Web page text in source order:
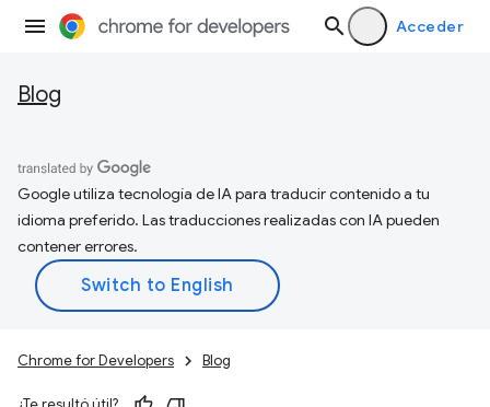
Acceder
Blog
Google utiliza tecnología de IA para traducir contenido a tu
idioma preferido. Las traducciones realizadas con IA pueden
contener errores.
Chrome for Developers Blog